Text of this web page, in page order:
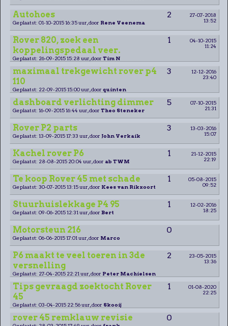
Autohoes 2
27-07-2018
13:52
Geplaatst: 01-10-2015 16:35 uur, door Rene Veenema
Rover 820, zoek een
koppelingspedaal veer.
1
04-10-2015
11:24
Geplaatst: 26-09-2015 15:28 uur, door Tim N
maximaal trekgewicht rover p4
110
3
12-12-2016
23:40
Geplaatst: 22-09-2015 15:00 uur, door quinten
dashboard verlichting dimmer 5
07-10-2015
21:31
Geplaatst: 16-09-2015 16:44 uur, door Theo Steneker
Rover P2 parts 3
13-03-2016
15:07
Geplaatst: 13-09-2015 17:33 uur, door John Verkaik
Kachel rover P6 1
21-12-2015
22:19
Geplaatst: 28-08-2015 20:04 uur, door ab TWM
Te koop Rover 45 met schade 1
05-08-2015
09:52
Geplaatst: 30-07-2015 13:15 uur, door Kees van Rikxoort
Stuurhuislekkage P4 95 1
12-02-2016
18:25
Geplaatst: 09-06-2015 12:31 uur, door Bert
Motorsteun 216 0
Geplaatst: 06-06-2015 17:01 uur, door Marco
P6 maakt te veel toeren in 3de
versnelling
2
23-05-2015
13:36
Geplaatst: 27-04-2015 22:21 uur, door Peter Machielsen
Tips gevraagd zoektocht Rover
45
1
01-08-2020
22:25
Geplaatst: 03-04-2015 22:56 uur, door Skooij
rover 45 remklauw revisie 0